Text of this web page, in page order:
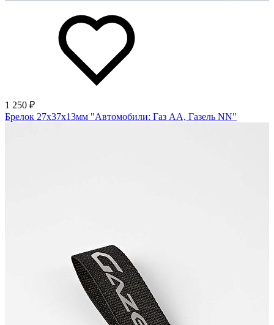
1 250 ₽
Брелок 27х37х13мм "Автомобили: Газ АА, Газель NN"